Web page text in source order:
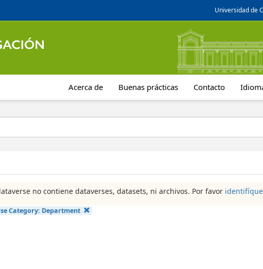
Universidad de
Acerca de Buenas prácticas Contacto
no contiene dataverses, datasets, ni archivos. Por favor
Category: Department